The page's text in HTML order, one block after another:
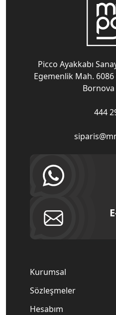
Picco Ayakkabı
Egemenlik Mah.
444
Kurumsal
Sözleşmeler
Hesabım